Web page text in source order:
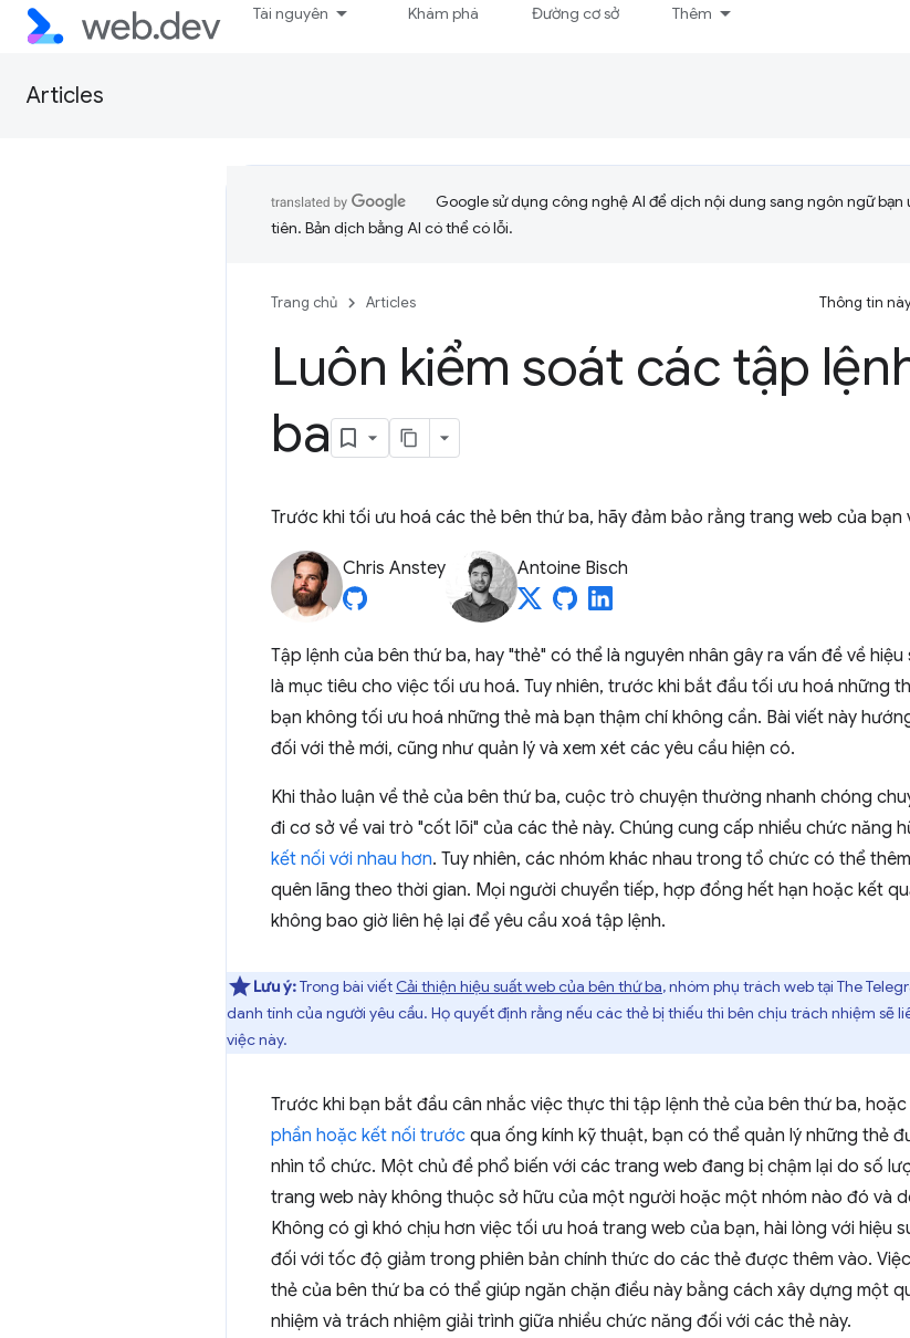
Tài nguyên Khám phá Đường cơ sở Thêm
Articles
Google sử dụng công nghệ AI để dịch nội dung sang ngôn ngữ bạn
tiên. Bản dịch bằng AI có thể có lỗi.
Trang chủ Articles Thông tin
Luôn kiểm soát các tập
ba
Trước khi tối ưu hoá các thẻ bên thứ ba, hãy đảm bảo rằng trang web của bạn
Chris Anstey Antoine Bisch
Tập lệnh của bên thứ ba, hay "thẻ" có thể là nguyên nhân gây ra vấn đề về
là mục tiêu cho việc tối ưu hoá. Tuy nhiên, trước khi bắt đầu tối ưu hoá những
bạn không tối ưu hoá những thẻ mà bạn thậm chí không cần. Bài viết này
đối với thẻ mới, cũng như quản lý và xem xét các yêu cầu hiện có.
Khi thảo luận về thẻ của bên thứ ba, cuộc trò chuyện thường nhanh chóng
đi cơ sở về vai trò "cốt lõi" của các thẻ này. Chúng cung cấp nhiều chức năng
kết nối với nhau hơn. Tuy nhiên, các nhóm khác nhau trong tổ chức có thể
quên lãng theo thời gian. Mọi người chuyển tiếp, hợp đồng hết hạn hoặc kết
không bao giờ liên hệ lại để yêu cầu xoá tập lệnh.
Lưu ý:Trong bài viết Cải thiện hiệu suất web của bên thứ ba, nhóm phụ trách web tại The
danh tính của người yêu cầu. Họ quyết định rằng nếu các thẻ bị thiếu thì bên chịu trách nhiệm sẽ
việc này.
Trước khi bạn bắt đầu cân nhắc việc thực thi tập lệnh thẻ của bên thứ ba,
phần hoặc kết nối trước qua ống kính kỹ thuật, bạn có thể quản lý những thẻ
nhìn tổ chức. Một chủ đề phổ biến với các trang web đang bị chậm lại do số
trang web này không thuộc sở hữu của một người hoặc một nhóm nào đó và
Không có gì khó chịu hơn việc tối ưu hoá trang web của bạn, hài lòng với hiệu
đối với tốc độ giảm trong phiên bản chính thức do các thẻ được thêm vào.
thẻ của bên thứ ba có thể giúp ngăn chặn điều này bằng cách xây dựng một
nhiệm và trách nhiệm giải trình giữa nhiều chức năng đối với các thẻ này.